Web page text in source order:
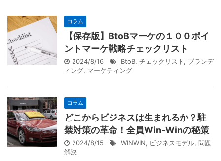
コラム
【保存版】BtoBマーケの１００ポイ
ントマーケ戦略チェックリスト
2024/8/16 BtoB, チェックリスト , ブランデ
ィング, マーケティング
コラム
どこからビジネスは生まれるか？駐
禁対策の革命！全員Win-Winの秘策
2024/8/15 WINWIN, ビジネスモデル, 問題
解決